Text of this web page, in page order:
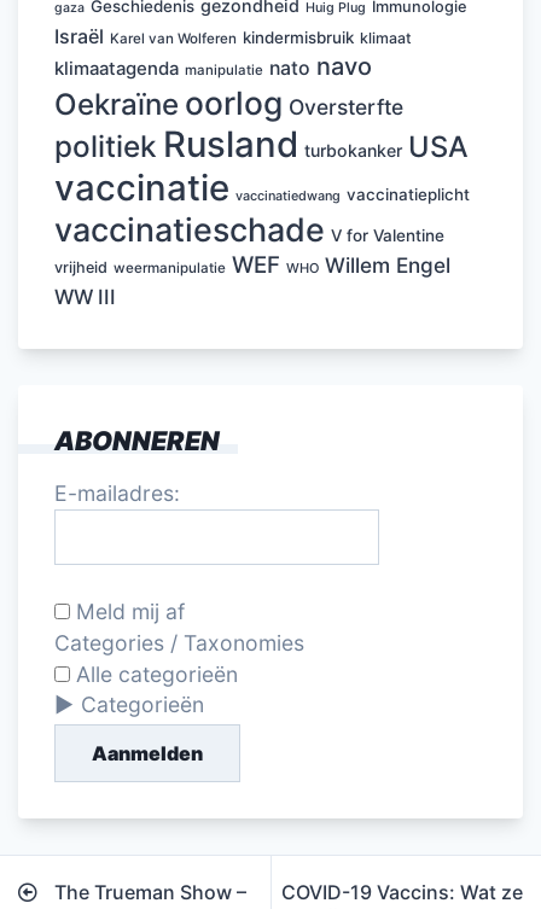
gaza Geschiedenis gezondheid Huig Plug Immunologie
Israël Karel van Wolferen kindermisbruik klimaat
klimaatagenda manipulatie nato navo
Oekraïne oorlog Oversterfte
politiek Rusland turbokanker USA
vaccinatie vaccinatiedwang vaccinatieplicht
vaccinatieschade V for Valentine
vrijheid weermanipulatie WEF WHO Willem Engel
WW III
ABONNEREN
E-mailadres:
Meld mij af
Categories / Taxonomies
Alle categorieën
Categorieën
Aanmelden
Bericht
The Trueman Show –
COVID-19 Vaccins: Wat ze